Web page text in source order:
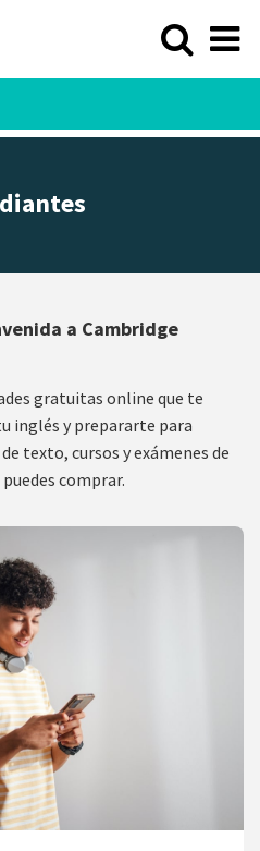
a Cambridge
gratuitas online que te
inglés y prepararte para
texto, cursos y exámenes de
comprar.